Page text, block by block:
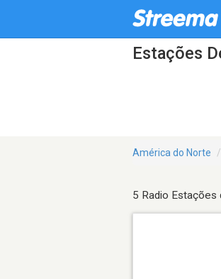
Estações
América do Norte
5 Radio Estações